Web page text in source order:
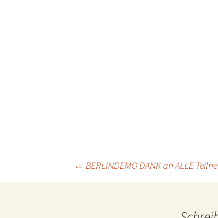
Beitragsnavigation
← BERLINDEMO DANK an ALLE